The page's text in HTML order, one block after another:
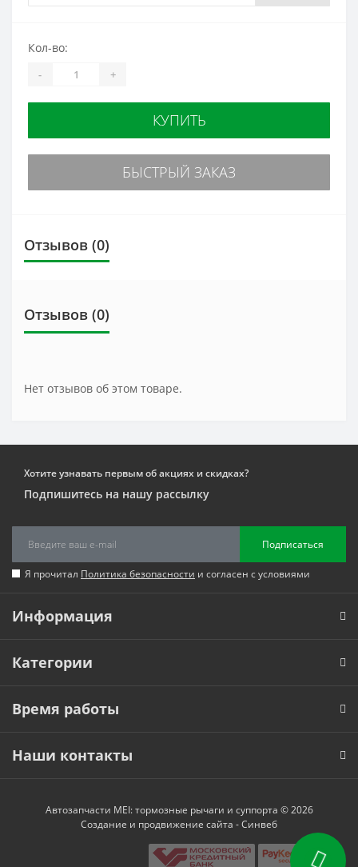
Кол-во:
- +
КУПИТЬ
БЫСТРЫЙ ЗАКАЗ
Отзывов (0)
Отзывов (0)
Нет отзывов об этом товаре.
Хотите узнавать первым об акциях и скидках?
Подпишитесь на нашу рассылку
Подписаться
Я прочитал Политика безопасности и согласен с условиями
Информация
Категории
Время работы
Наши контакты
Автозапчасти MEI: тормозные рычаги и суппорта © 2026
Создание и продвижение сайта -Синвеб